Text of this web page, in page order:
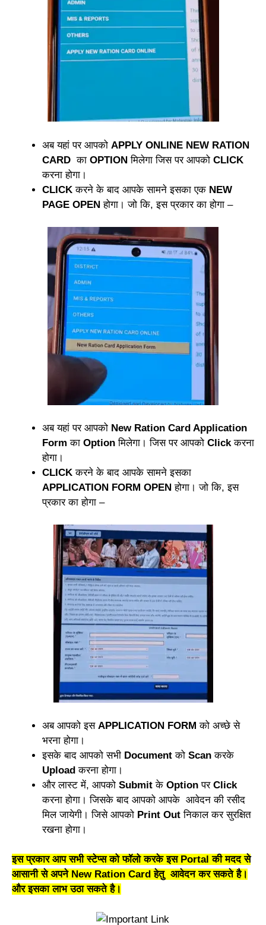
अब यहां पर आपको APPLY ONLINE NEW RATION
CARD का OPTION मिलेगा जिस पर आपको CLICK
करना होगा।
CLICK करने के बाद आपके सामने इसका एक NEW
PAGE OPEN होगा। जो कि, इस प्रकार का होगा –
अब यहां पर आपको New Ration Card Application
Form का Option मिलेगा। जिस पर आपको Clickकरना
होगा।
CLICK करने के बाद आपके सामने इसका
APPLICATION FORM OPEN होगा। जो कि, इस
प्रकार का होगा –
अब आपको इस APPLICATION FORM को अच्छे से
भरना होगा।
इसके बाद आपको सभी Document को Scan करके
Upload करना होगा।
और लास्ट में, आपको Submit के Option पर Click
करना होगा। जिसके बाद आपको आपके आवेदन की रसीद
मिल जायेगी। जिसे आपको Print Out निकाल कर सुरक्षित
रखना होगा।
इस प्रकार आप सभी स्टेप्स को फॉलो करके इस Portal की मदद से
आसानी से अपने New Ration Card हेतु आवेदन कर सकते है।
और इसका लाभ उठा सकते है।